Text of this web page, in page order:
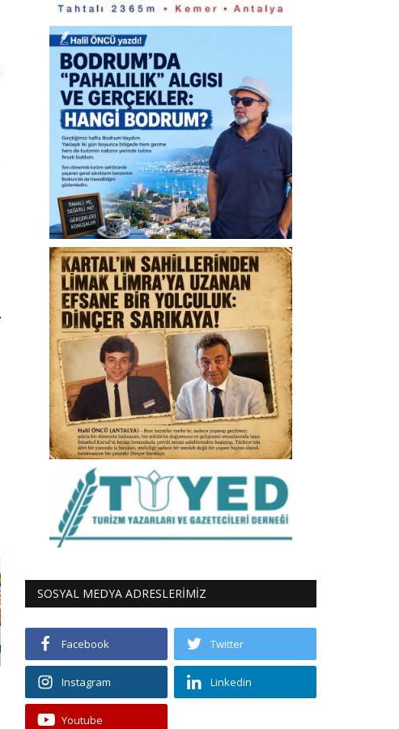
SOSYAL MEDYA ADRESLERİMİZ
Facebook Twitter
Instagram Linkedin
Youtube